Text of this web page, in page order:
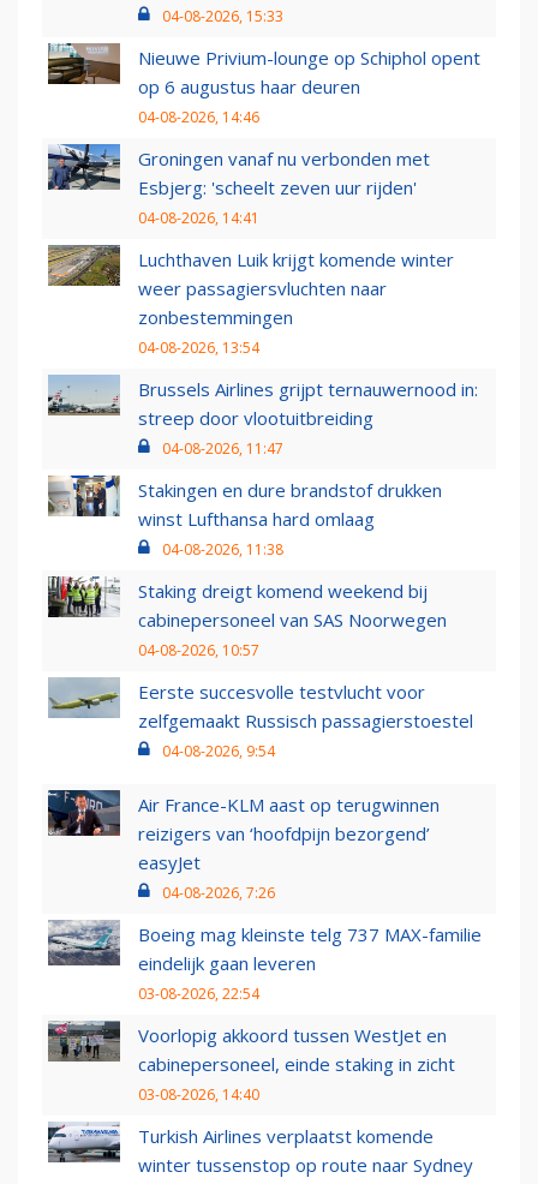
04-08-2026, 15:33
Nieuwe Privium-lounge op Schiphol opent
op 6 augustus haar deuren
04-08-2026, 14:46
Groningen vanaf nu verbonden met
Esbjerg: 'scheelt zeven uur rijden'
04-08-2026, 14:41
Luchthaven Luik krijgt komende winter
weer passagiersvluchten naar
zonbestemmingen
04-08-2026, 13:54
Brussels Airlines grijpt ternauwernood in:
streep door vlootuitbreiding
04-08-2026, 11:47
Stakingen en dure brandstof drukken
winst Lufthansa hard omlaag
04-08-2026, 11:38
Staking dreigt komend weekend bij
cabinepersoneel van SAS Noorwegen
04-08-2026, 10:57
Eerste succesvolle testvlucht voor
zelfgemaakt Russisch passagierstoestel
04-08-2026, 9:54
Air France-KLM aast op terugwinnen
reizigers van ‘hoofdpijn bezorgend’
easyJet
04-08-2026, 7:26
Boeing mag kleinste telg 737 MAX-familie
eindelijk gaan leveren
03-08-2026, 22:54
Voorlopig akkoord tussen WestJet en
cabinepersoneel, einde staking in zicht
03-08-2026, 14:40
Turkish Airlines verplaatst komende
winter tussenstop op route naar Sydney